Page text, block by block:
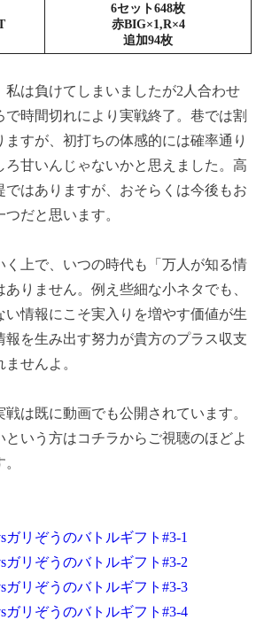
6セット648枚
赤BIG×1,R×4
追加94枚
私は負けてしまいましたが2人合わせ
で時間切れにより実戦終了。巷では割
すが、初打ちの体感的には確率通り
ろ甘いんじゃないかと思えました。高
ではありますが、おそらくは今後もお
だと思います。
く上で、いつの時代も「万人が知る情
りません。例え些細な小ネタでも、
い情報にこそ実入りを増やす価値が生
報を生み出す努力が貴方のプラス収支
せんよ。
は既に動画でも公開されています。
という方はコチラからご視聴のほどよ
ガリぞうのバトルギフト#3-1
ガリぞうのバトルギフト#3-2
ガリぞうのバトルギフト#3-3
ガリぞうのバトルギフト#3-4